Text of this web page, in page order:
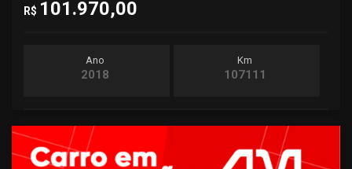
R$ 101.970,00
Ano
2018
Km
107111